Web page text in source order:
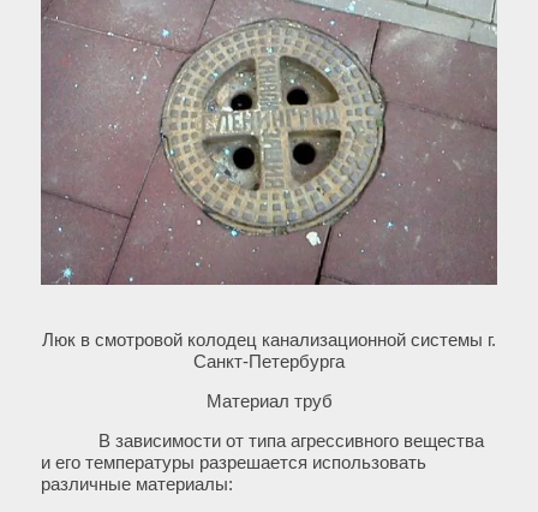
Люк в смотровой колодец канализационной системы г.
Санкт-Петербурга
Материал труб
В зависимости от типа агрессивного вещества
и его температуры разрешается использовать
различные материалы: